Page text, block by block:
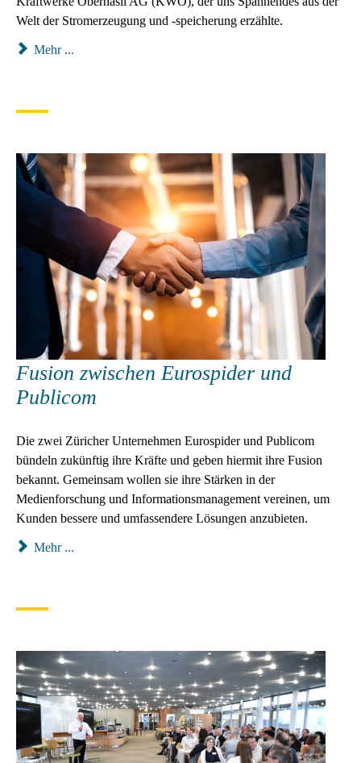
Welt der Stromerzeugung und -speicherung erzählte.
Mehr ...
Fusion zwischen Eurospider und
Publicom
Die zwei Züricher Unternehmen Eurospider und Publicom
bündeln zukünftig ihre Kräfte und geben hiermit ihre Fusion
bekannt. Gemeinsam wollen sie ihre Stärken in der
Medienforschung und Informationsmanagement vereinen, um
Kunden bessere und umfassendere Lösungen anzubieten.
Mehr ...